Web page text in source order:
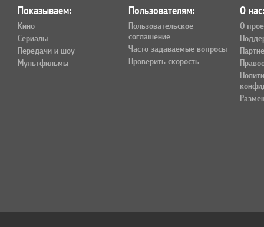
Показываем:
Кино
Сериалы
Передачи и шоу
Мультфильмы
Пользователям:
Пользовательское
соглашение
Часто задаваемые вопросы
Проверить скорость
О
О